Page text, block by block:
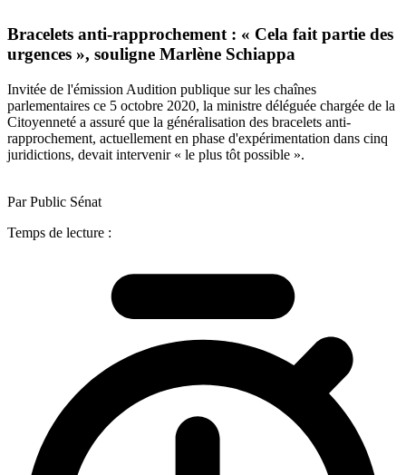
Bracelets anti-rapprochement : « Cela fait partie des
urgences », souligne Marlène Schiappa
Invitée de l'émission Audition publique sur les chaînes
parlementaires ce 5 octobre 2020, la ministre déléguée chargée de la
Citoyenneté a assuré que la généralisation des bracelets anti-
rapprochement, actuellement en phase d'expérimentation dans cinq
juridictions, devait intervenir « le plus tôt possible ».
Par Public Sénat
Temps de lecture :